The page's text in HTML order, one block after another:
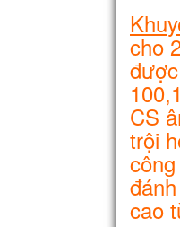
cho
CS
trội
cao